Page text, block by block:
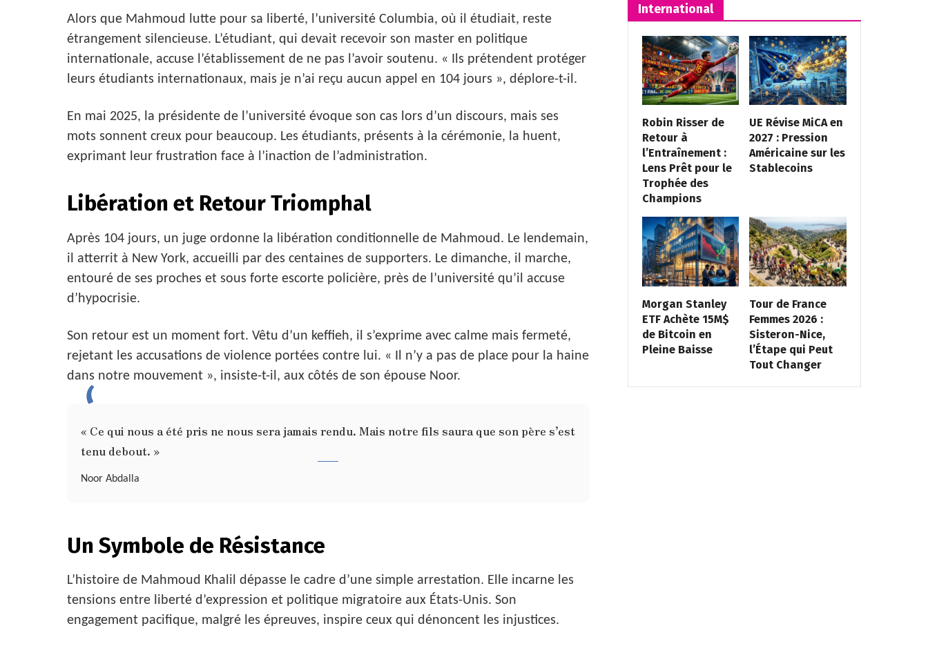
Alors que Mahmoud lutte pour sa liberté, l’université Columbia, où il étudiait, reste
étrangement silencieuse. L’étudiant, qui devait recevoir son master en politique
internationale, accuse l’établissement de ne pas l’avoir soutenu. « Ils prétendent protéger
leurs étudiants internationaux, mais je n’ai reçu aucun appel en 104 jours », déplore-t-il.
En mai 2025, la présidente de l’université évoque son cas lors d’un discours, mais ses
mots sonnent creux pour beaucoup. Les étudiants, présents à la cérémonie, la huent,
exprimant leur frustration face à l’inaction de l’administration.
Libération et Retour Triomphal
Après 104 jours, un juge ordonne la libération conditionnelle de Mahmoud. Le lendemain,
il atterrit à New York, accueilli par des centaines de supporters. Le dimanche, il marche,
entouré de ses proches et sous forte escorte policière, près de l’université qu’il accuse
d’hypocrisie.
Son retour est un moment fort. Vêtu d’un keffieh, il s’exprime avec calme mais fermeté,
rejetant les accusations de violence portées contre lui. « Il n’y a pas de place pour la haine
dans notre mouvement », insiste-t-il, aux côtés de son épouse Noor.
« Ce qui nous a été pris ne nous sera jamais rendu. Mais notre fils saura que son père s’est
tenu debout. »
Noor Abdalla
Un Symbole de Résistance
L’histoire de Mahmoud Khalil dépasse le cadre d’une simple arrestation. Elle incarne les
tensions entre liberté d’expression et politique migratoire aux États-Unis. Son
engagement pacifique, malgré les épreuves, inspire ceux qui dénoncent les injustices.
International
Robin Risser de
Retour à
l’Entraînement :
Lens Prêt pour le
Trophée des
Champions
UE Révise MiCA en
2027 : Pression
Américaine sur les
Stablecoins
Morgan Stanley
ETF Achète 15M$
de Bitcoin en
Pleine Baisse
Tour de France
Femmes 2026 :
Sisteron-Nice,
l’Étape qui Peut
Tout Changer